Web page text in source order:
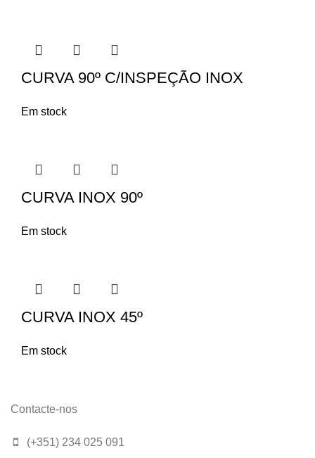
CURVA 90º C/INSPEÇÃO INOX
Em stock
CURVA INOX 90º
Em stock
CURVA INOX 45º
Em stock
Contacte-nos
(+351) 234 025 091